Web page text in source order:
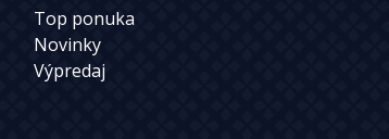
Top ponuka
Novinky
Výpredaj